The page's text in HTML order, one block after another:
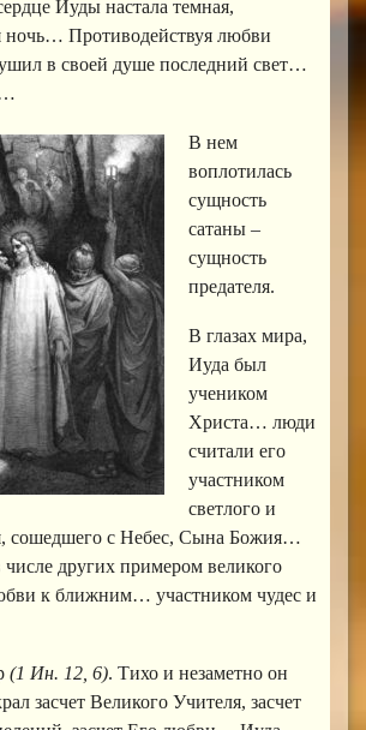
Иуды настала темная,
ночь… Противодействуя любви
в своей душе последний свет…
В нем
воплотилась
сущность
сатаны –
сущность
предателя.
В глазах мира,
Иуда был
учеником
Христа… люди
считали его
участником
светлого и
сошедшего с Небес, Сына Божия…
других примером великого
к ближним… участником чудес и
(1 Ин. 12, 6). Тихо и незаметно он
засчет Великого Учителя, засчет